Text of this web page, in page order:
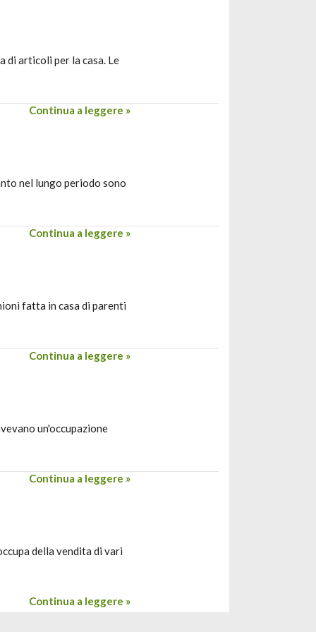
di articoli per la casa. Le
Continua a leggere »
nel lungo periodo sono
Continua a leggere »
fatta in casa di parenti
Continua a leggere »
un'occupazione
Continua a leggere »
della vendita di vari
Continua a leggere »